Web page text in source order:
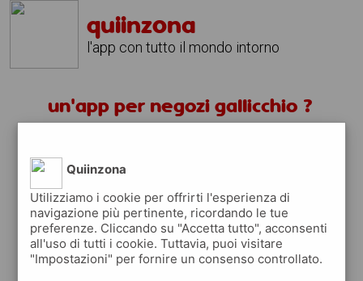
quiinzona
l'app con tutto il mondo intorno
un'app per negozi gallicchio ?
quiinzona è una app
gratuita per trovare
negozi
ed approfittare dicoupon e buoni sconti
Quiinzona
Utilizziamo i cookie per offrirti l'esperienza di
navigazione più pertinente, ricordando le tue
preferenze. Cliccando su "Accetta tutto", acconsenti
all'uso di tutti i cookie. Tuttavia, puoi visitare
"Impostazioni" per fornire un consenso controllato.